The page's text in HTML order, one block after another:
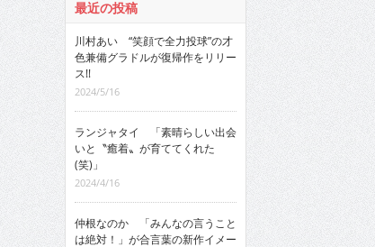
最近の投稿
川村あい “笑顔で全力投球”の才
色兼備グラドルが復帰作をリリー
ス!!
2024/5/16
ランジャタイ 「素晴らしい出会
いと〝癒着〟が育ててくれた
(笑)」
2024/4/16
仲根なのか 「みんなの言うこと
は絶対！」が合言葉の新作イメー